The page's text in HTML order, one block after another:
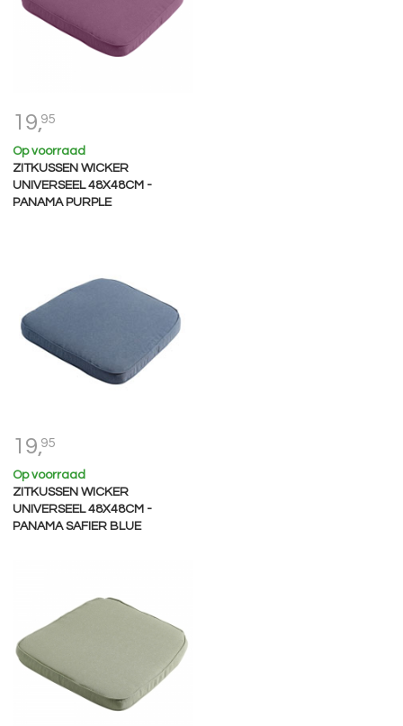
19,95
Op voorraad
ZITKUSSEN WICKER
UNIVERSEEL 48X48CM -
PANAMA PURPLE
19,95
Op voorraad
ZITKUSSEN WICKER
UNIVERSEEL 48X48CM -
PANAMA SAFIER BLUE